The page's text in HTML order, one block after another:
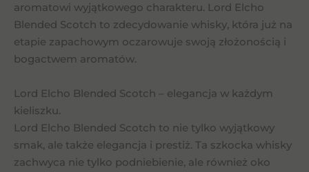
aromatowi wyjątkowego charakteru. Lord Elcho
Blended Scotch to zdecydowanie whisky, która już na
etapie zapachowym oczarowuje swoją złożonością i
bogactwem aromatów.
Lord Elcho Blended Scotch – elegancja w każdym
kieliszku.
Lord Elcho Blended Scotch to nie tylko wyjątkowy
smak, ale także elegancja i prestiż. Ta szkocka whisky
zachwyca nie tylko podniebienie, ale również oko